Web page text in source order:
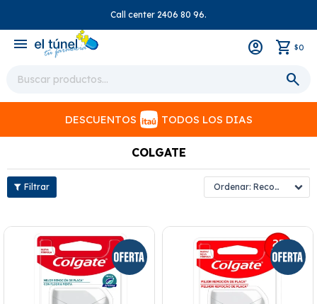
Call center 2406 80 96.
menu $0
DESCUENTOS TODOS LOS DIAS
COLGATE
Recomendados
close